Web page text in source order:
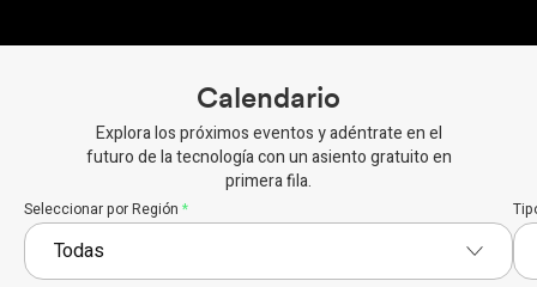
Calendario
Explora los próximos eventos y adéntrate en el
futuro de la tecnología con un asiento gratuito en
primera fila.
Seleccionar por Región *